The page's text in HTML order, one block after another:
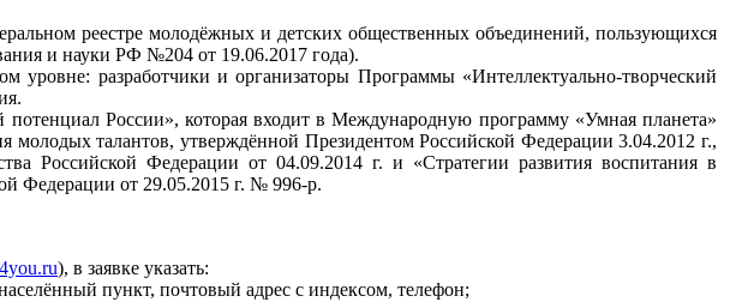
реестре молодёжных и детских общественных объединений, пользующихся
и науки РФ №204 от 19.06.2017 года).
уровне: разработчики и организаторы Программы «Интеллектуально-творческий
России», которая входит в Международную программу «Умная планета»
талантов, утверждённой Президентом Российской Федерации 3.04.2012 г.,
Российской Федерации от 04.09.2014 г. и «Стратегии развития воспитания в
Федерации от 29.05.2015 г. № 996-р.
), в заявке указать:
пункт, почтовый адрес с индексом, телефон;